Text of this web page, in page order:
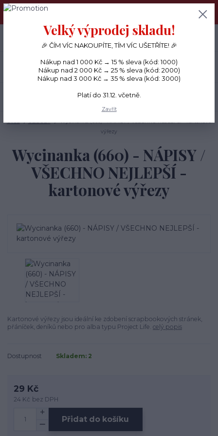
PŘÁNÍČKA a PAPÍROVÉ DÁRKY odesílám každý den, KREATIVNÍ
Menu
CZK
+420 734 380 930
(Po-Ne, 8-20 hod.)
výřezy
Wycinanka (660) - NÁPISY /
VŠECHNO NEJLEPŠÍ -
kartonové výřezy
Kartonové výřezy jsou ideální ke zdobení scrapbookových stránek,
přáníček, deníků nebo pro alba typu Project Life. celý popis
Dostupnost Skladem: 2
29 Kč
24 Kč bez DPH
Přidat do košíku
Velký výprodej skladu!
🎉 ČÍM VÍC NAKOUPÍTE, TÍM VÍC UŠETŘÍTE! 🎉
Nákup nad 1 000 Kč → 15 % sleva (kód: 1000)
Nákup nad 2 000 Kč → 25 % sleva (kód: 2000)
Nákup nad 3 000 Kč → 35 % sleva (kód: 3000)
Platí do 31.12. včetně.
Zavřít